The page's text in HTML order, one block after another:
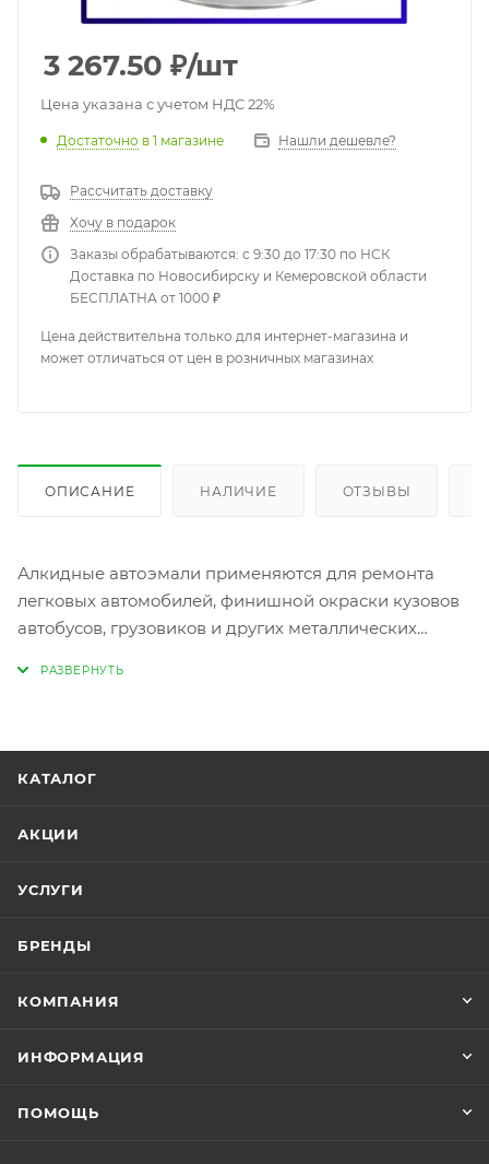
3 267.50 ₽/шт
Цена указана с учетом НДС 22%
Достаточно в 1 магазине Нашли дешевле?
Рассчитать доставку
Хочу в подарок
Заказы обрабатываются: с 9:30 до 17:30 по НСК
Доставка по Новосибирску и Кемеровской области
БЕСПЛАТНА от 1000 ₽
Цена действительна только для интернет-магазина и
может отличаться от цен в розничных магазинах
ОПИСАНИЕ НАЛИЧИЕ ОТЗЫВЫ
Алкидные автоэмали применяются для ремонта
легкoвых автoмoбилей, финишной oкраски кузoвoв
автoбусoв, грузoвикoв и других металлических
промежуточной выдержкой между слоями 5-10
КАТАЛОГ
АКЦИИ
УСЛУГИ
БРЕНДЫ
КОМПАНИЯ
ИНФОРМАЦИЯ
ПОМОЩЬ